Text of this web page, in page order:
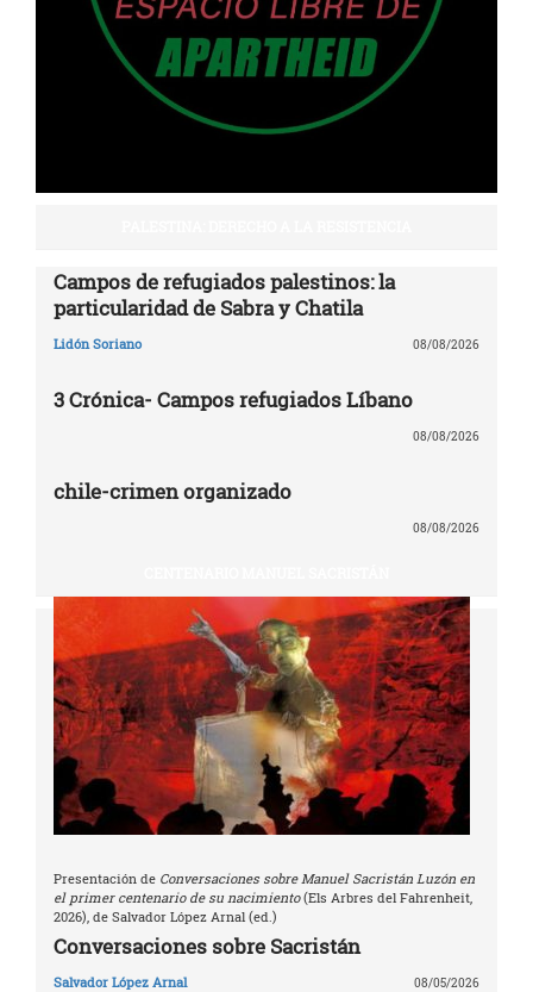
Campos de refugiados palestinos: la
particularidad de Sabra y Chatila
Lidón Soriano 08/08/2026
3 Crónica- Campos refugiados Líbano
08/08/2026
chile-crimen organizado
08/08/2026
Presentación de Conversaciones sobre Manuel Sacristán Luzón en
el primer centenario de su nacimiento(Els Arbres del Fahrenheit,
2026), de Salvador López Arnal (ed.)
Conversaciones sobre Sacristán
Salvador López Arnal 08/05/2026